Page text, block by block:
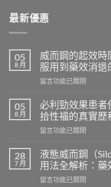
最新優惠
05
8 月
威而鋼的起效
服用到藥效消退
在
而
鋼
的
起
時
間
和
效
留言功能已關閉
05
8 月
必利勁效果患者
拾性福的真實歷
在
利
勁
效
果
留言功能已關閉
28
7 月
液態威而鋼（
用法全解析：藥
在
留言功能已關閉